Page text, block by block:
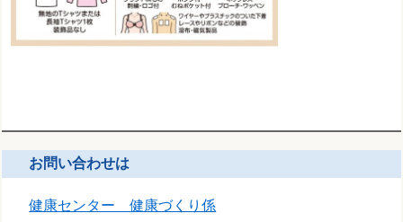
お問い合わせは
健康センター 健康づくり係